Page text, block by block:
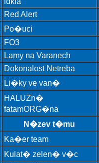
Red Alert
Po�uci
FO3
Lamy na Varanech
Dokonalost Netreba
Li�ky ve van�
HALUZn�
fatamORG�na
N�zev t�mu
Ka�er team
Kulat� zelen� v�c